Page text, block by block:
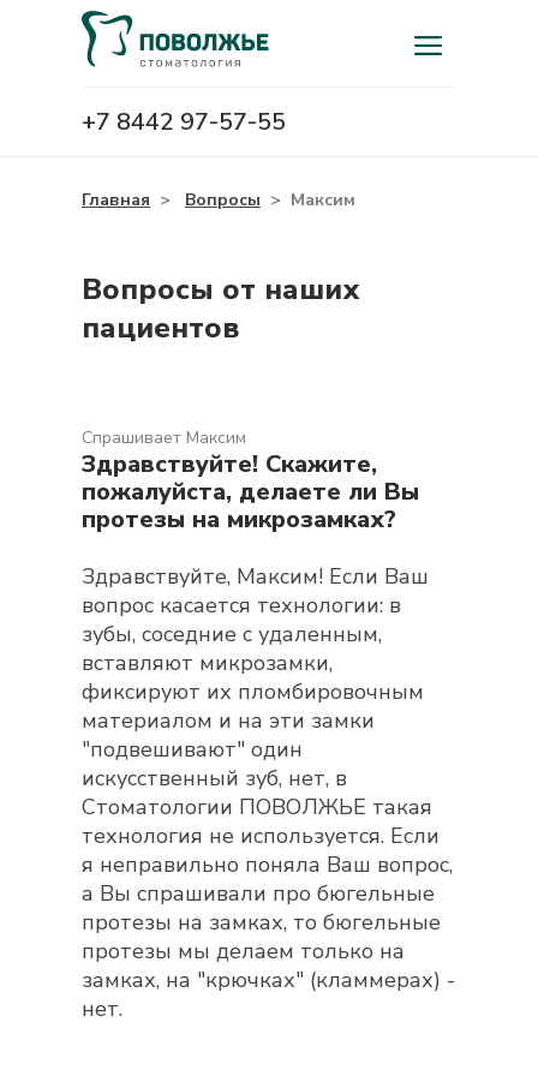
+7 8442 97-57-55
Главная > Вопросы > Максим
Вопросы от наших
пациентов
Спрашивает Максим
Здравствуйте! Скажите,
пожалуйста, делаете ли Вы
протезы на микрозамках?
Здравствуйте, Максим! Если Ваш
вопрос касается технологии: в
зубы, соседние с удаленным,
вставляют микрозамки,
фиксируют их пломбировочным
материалом и на эти замки
"подвешивают" один
искусственный зуб, нет, в
Стоматологии ПОВОЛЖЬЕ такая
технология не используется. Если
я неправильно поняла Ваш вопрос,
а Вы спрашивали про бюгельные
протезы на замках, то бюгельные
протезы мы делаем только на
замках, на "крючках" (кламмерах) -
нет.